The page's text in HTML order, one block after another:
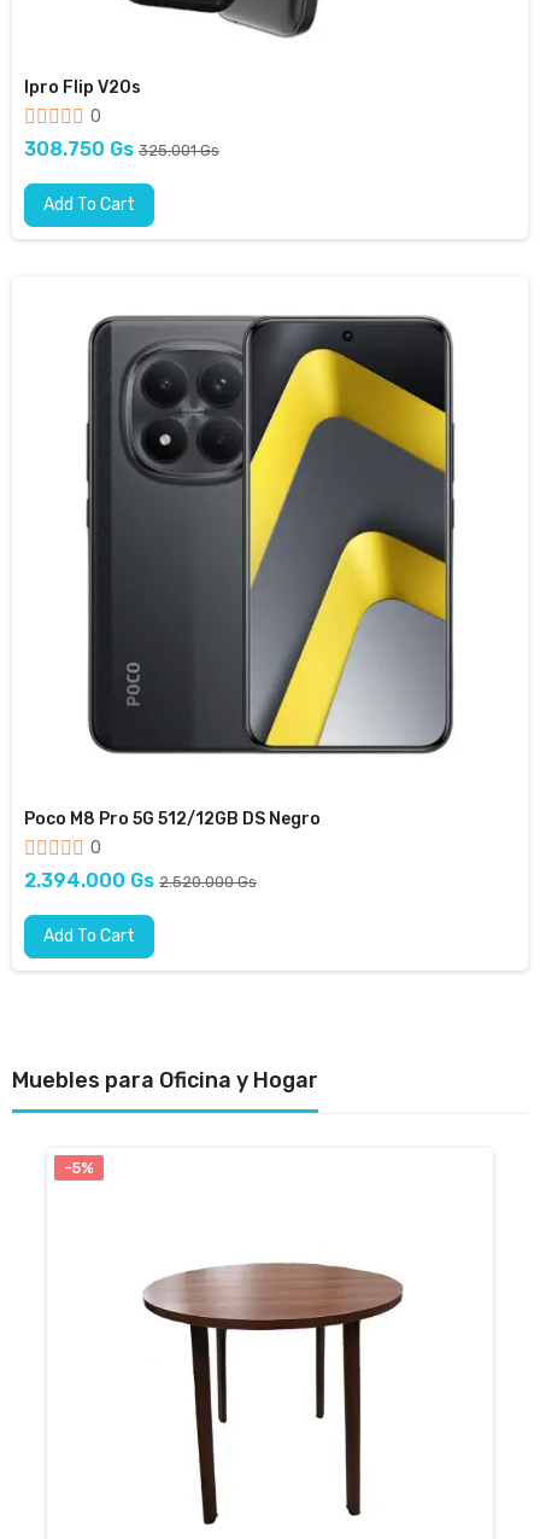
Ipro Flip V20s
0
308.750 Gs 325.001 Gs
Add To Cart
Poco M8 Pro 5G 512/12GB DS Negro
0
2.394.000 Gs 2.520.000 Gs
Add To Cart
Muebles para Oficina y Hogar
-5%